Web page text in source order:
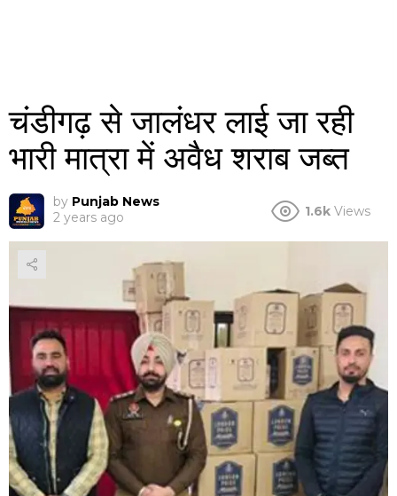
चंडीगढ़ से जालंधर लाई जा रही
भारी मात्रा में अवैध शराब जब्त
by Punjab News
2 years ago
1.6k Views